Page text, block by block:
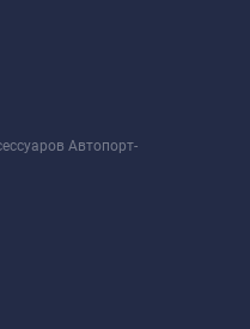
Автопорт-